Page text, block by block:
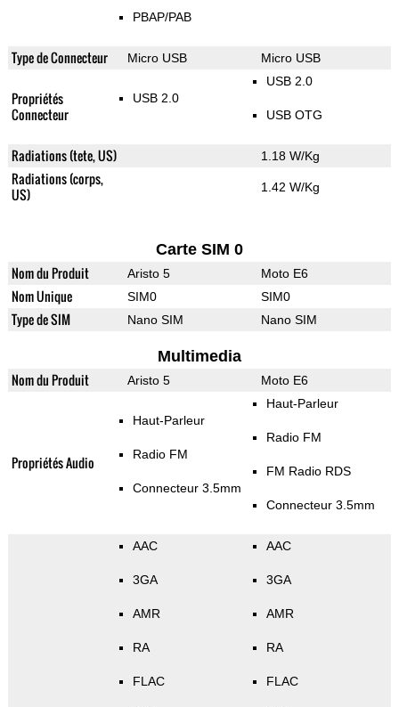
PBAP/PAB
Type de Connecteur Micro USB Micro USB
Propriétés
Connecteur
USB 2.0
USB 2.0
USB OTG
Radiations (tete, US) 1.18 W/Kg
Radiations (corps,
US)
1.42 W/Kg
Carte SIM 0
Nom du Produit Aristo 5 Moto E6
Nom Unique SIM0 SIM0
Type de SIM Nano SIM Nano SIM
Multimedia
Nom du Produit Aristo 5 Moto E6
Propriétés Audio
Haut-Parleur
Radio FM
Connecteur 3.5mm
Haut-Parleur
Radio FM
FM Radio RDS
Connecteur 3.5mm
AAC
3GA
AMR
RA
FLAC
AAC
3GA
AMR
RA
FLAC